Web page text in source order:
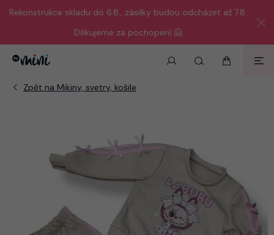
Rekonstrukce skladu do 6.8., zásilky budou odcházet až 7.8.
Děkujeme za pochopení 🤗